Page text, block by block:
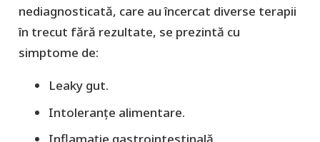
nediagnosticată, care au încercat diverse terapii
în trecut fără rezultate, se prezintă cu
simptome de:
Leaky gut.
Intoleranțe alimentare.